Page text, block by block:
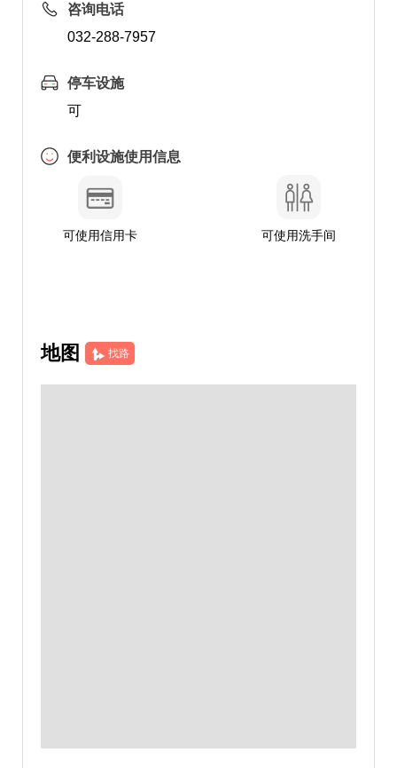
咨询电话
032-288-7957
停车设施
可
便利设施使用信息
可使用信用卡 可使用洗手间
地图 找路